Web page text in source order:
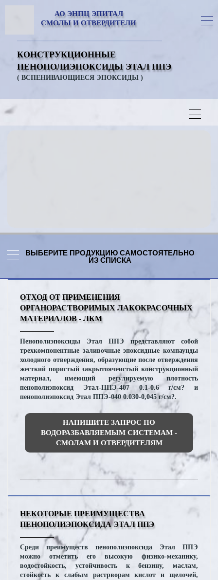
АО ЭНПЦ ЭПИТАЛ
СМОЛЫ И ОТВЕРДИТЕЛИ
КОНСТРУКЦИОННЫЕ
ПЕНОПОЛИЭПОКСИДЫ ЭТАЛ ППЭ
( ВСПЕНИВАЮЩИЕСЯ ЭПОКСИДЫ )
ВЫБЕРИТЕ ПРОДУКЦИЮ САМОСТОЯТЕЛЬНО
ИЗ СПИСКА
ОТХОД ОТ ПРИМЕНЕНИЯ
ОРГАНОРАСТВОРИМЫХ ЛАКОКРАСОЧНЫХ
МАТЕРИАЛОВ - ЛКМ
Пенополиэпоксиды Этал ППЭ представляют собой
трехкомпонентные заливочные эпоксидные компаунды
холодного отверждения, образующие после отверждения
жесткий пористый закрытоячеистый конструкционный
материал, имеющий регулируемую плотность
пенополиэпоксид Этал-ППЭ-407 0.1-0.6 г/см? и
пенополиэпоксид Этал ППЭ-040 0.030-0,045 г/см?.
НАПИШИТЕ ЗАПРОС ПО
ВОДОРАЗБАВЛЯЕМЫМ СИСТЕМАМ -
СМОЛАМ И ОТВЕРДИТЕЛЯМ
НЕКОТОРЫЕ ПРЕИМУЩЕСТВА
ПЕНОПОЛИЭПОКСИДА ЭТАЛ ППЭ
Среди преимуществ пенополиэпоксида Этал ППЭ
можно отметить его высокую физико-механику,
водостойкость, устойчивость к бензину, маслам,
стойкость к слабым растрворам кислот и щелочей,